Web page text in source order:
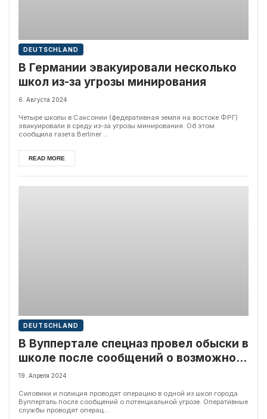
DEUTSCHLAND
B Германии эвакуировали несколько
школ из-за угрозы минирования
6. Августа 2024
Четыре школы в Саксонии (федеративная земля на востоке ФРГ)
эвакуировали в среду из-за угрозы минирования. Об этом
сообщила газета Berliner ...
READ MORE
DEUTSCHLAND
В Вуппертале спецназ провел обыски в
школе после сообщений о возможной
угрозе
19. Апреля 2024
Силовики и полиция проводят операцию в одной из школ города
Вупперталь после сообщений о потенциальной угрозе. Оперативные
службы проводят операц...